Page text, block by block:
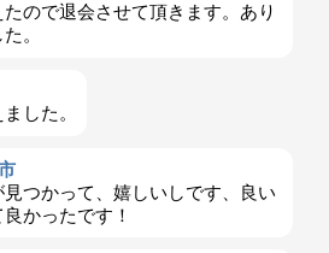
ので退会させて頂きます。あり
。
した。
つかって、嬉しいしです、良い
かったです！